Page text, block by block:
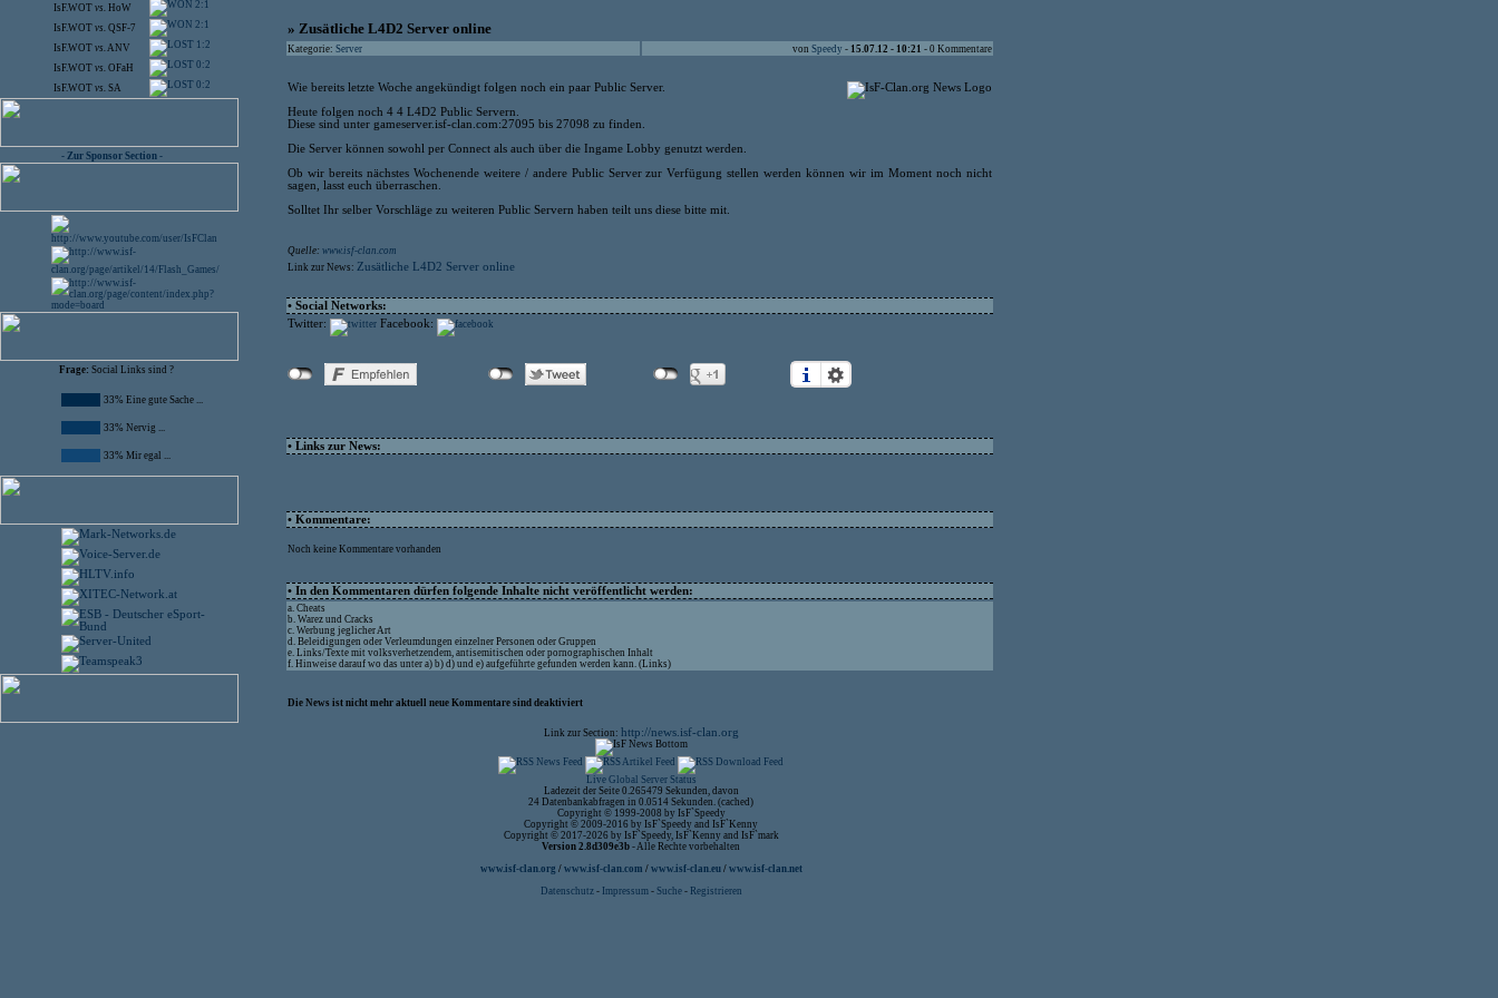
IsF.WOT vs. HoW 2:1
IsF.WOT vs. QSF-7 2:1
IsF.WOT vs.ANV 1:2
IsF.WOT vs. OFaH 0:2
IsF.WOT vs. SA 0:2
- Zur Sponsor Section -
Frage: Social Links sind ?
33% Eine gute Sache ...
33% Nervig ...
33% Mir egal ...
» Zusätliche L4D2 Server online
Kategorie: Server von Speedy - 15.07.12 - 10:21 - 0 Kommentare
Wie bereits letzte Woche angekündigt folgen noch ein paar Public Server.
Heute folgen noch 4 4 L4D2 Public Servern.
Diese sind unter gameserver.isf-clan.com:27095 bis 27098 zu finden.
Die Server können sowohl per Connect als auch über die Ingame Lobby genutzt werden.
Ob wir bereits nächstes Wochenende weitere / andere Public Server zur Verfügung stellen werden können wir im Moment noch nicht
sagen, lasst euch überraschen.
Solltet Ihr selber Vorschläge zu weiteren Public Servern haben teilt uns diese bitte mit.
Quelle: www.isf-clan.com
Link zur News: Zusätliche L4D2 Server online
• Social Networks:
Twitter:
Facebook:
• Links zur News:
• Kommentare:
Noch keine Kommentare vorhanden
• In den Kommentaren dürfen folgende Inhalte nicht veröffentlicht werden:
a. Cheats
b. Warez und Cracks
c. Werbung jeglicher Art
d. Beleidigungen oder Verleumdungen einzelner Personen oder Gruppen
e. Links/Texte mit volksverhetzendem, antisemitischen oder pornographischen Inhalt
f. Hinweise darauf wo das unter a) b) d) und e) aufgeführte gefunden werden kann. (Links)
Die News ist nicht mehr aktuell neue Kommentare sind deaktiviert
Link zur Section: http://news.isf-clan.org
Live Global Server Status
Ladezeit der Seite 0.265479 Sekunden, davon
24 Datenbankabfragen in 0.0514 Sekunden. (cached)
Copyright © 1999-2008 by IsF`Speedy
Copyright © 2009-2016 by IsF`Speedy and IsF`Kenny
Copyright © 2017-2026 by IsF`Speedy, IsF`Kenny and IsF`mark
Version 2.8d309e3b - Alle Rechte vorbehalten
www.isf-clan.org / www.isf-clan.com / www.isf-clan.eu/ www.isf-clan.net
Datenschutz - Impressum- Suche- Registrieren